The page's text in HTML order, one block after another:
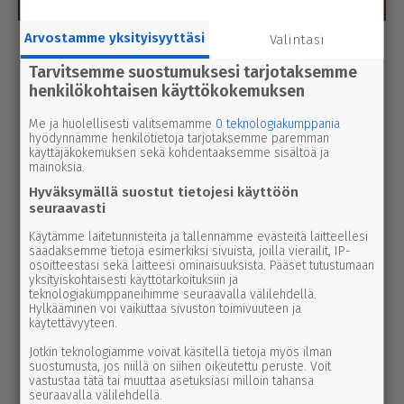
Luetuimmat
Tänään Viikko Kuukausi
uutinen 6.8.2026 9.15
Seu­ra­kun­ta­ko­din ala­ker­rassa vesi­va­
hinko Par­ka­nossa – toi­min­toja jär­jes­
tel­lään par­hail­laan uusiksi
uutinen 6.8.2026 2.55
Elisa parantaa 5g-yhteyksiä Karviassa
ja Par­ka­nossa – seuraavan suku­pol­
ven tekniikka kolkuttaa jo ovella
Pääl­lys­tys­työt hidas­ta­vat lii­ken­nettä
3-tiellä Ikaa­lis­ten suunnalla – syys­
Arvostamme yksityisyyttäsi Valintasi
Tarvitsemme suostumuksesi tarjotaksemme
henkilökohtaisen käyttökokemuksen
Me ja huolellisesti valitsemamme 0 teknologiakumppania
hyödynnämme henkilötietoja tarjotaksemme paremman
käyttäjäkokemuksen sekä kohdentaaksemme sisältöä ja
mainoksia.
Hyväksymällä suostut tietojesi käyttöön
seuraavasti
Käytämme laitetunnisteita ja tallennamme evästeitä laitteellesi
saadaksemme tietoja esimerkiksi sivuista, joilla vierailit, IP-
osoitteestasi sekä laitteesi ominaisuuksista. Pääset tutustumaan
yksityiskohtaisesti käyttötarkoituksiin ja
teknologiakumppaneihimme seuraavalla välilehdellä.
Hylkääminen voi vaikuttaa sivuston toimivuuteen ja
käytettävyyteen.
Jotkin teknologiamme voivat käsitellä tietoja myös ilman
suostumusta, jos niillä on siihen oikeutettu peruste. Voit
vastustaa tätä tai muuttaa asetuksiasi milloin tahansa
seuraavalla välilehdellä.